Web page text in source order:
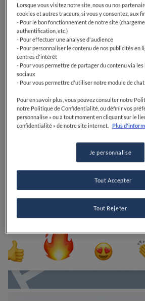
Lorsque vous visitez notre site, nous ou nos
cookies et autres traceurs, si vous y consentez, aux
- Pour le bon fonctionnement de notre site
authentification, etc.)
- Pour effectuer une analyse d'audience
- Pour personnaliser le contenu de nos publicités en
centres d'intérêt
- Pour vous permettre de partager du contenu via les
sociaux
- Pour vous permettre d'utiliser notre module de
Pour en savoir plus, vous pouvez consulter notre
notre Politique de Confidentialité, ou définir vos
personnalise » ou à tout moment en cliquant sur le
confidentialité » de notre site internet.
Plus
Je personnalise
Tout Rejeter
Tout Accepter